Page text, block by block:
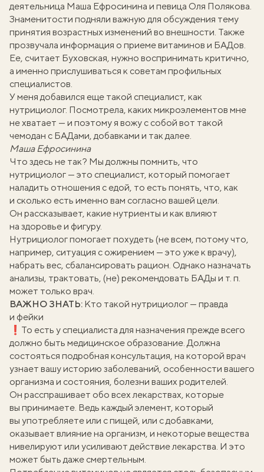
деятельница Маша Ефросинина и певица Оля Полякова.
Знаменитости подняли важную для обсуждения тему
принятия возрастных изменений во внешности. Также
прозвучала информация о приеме витаминов и БАДов.
Ее, считает Буховская, нужно воспринимать критично,
а именно прислушиваться к советам профильных
специалистов.
У меня добавился еще такой специалист, как
нутрициолог. Посмотрела, каких микроэлементов мне
не хватает — и поэтому я вожу с собой вот такой
чемодан с БАДами, добавками и так далее.
Маша Ефросинина
Что здесь не так? Мы должны помнить, что
нутрициолог — это специалист, который помогает
наладить отношения с едой, то есть понять, что, как
и сколько есть именно вам согласно вашей цели.
Он рассказывает, какие нутриенты и как влияют
на здоровье и фигуру.
Нутрициолог помогает похудеть (не всем, потому что,
например, ситуация с ожирением — это уже к врачу),
набрать вес, сбалансировать рацион. Однако назначать
анализы, трактовать, (не) рекомендовать БАДы и т. п.
может только врач.
ВАЖНО ЗНАТЬ: Кто такой нутрициолог — правда
и фейки
❗️То есть у специалиста для назначения прежде всего
должно быть медицинское образование. Должна
состояться подробная консультация, на которой врач
узнает вашу историю заболеваний, особенности вашего
организма и состояния, болезни ваших родителей.
Он расспрашивает обо всех лекарствах, которые
вы принимаете. Ведь каждый элемент, который
вы употребляете или с пищей, или с добавками,
оказывает влияние на организм, и некоторые вещества
нивелируют или усиливают действие лекарства. И это
может быть даже смертельным.